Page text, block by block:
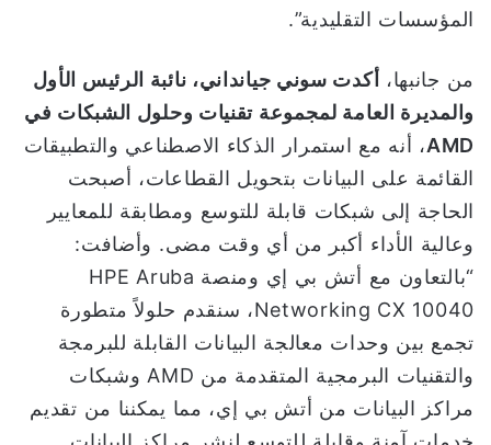
المؤسسات التقليدية”.
من جانبها، أكدت سوني جيانداني، نائبة الرئيس الأول
والمديرة العامة لمجموعة تقنيات وحلول الشبكات في
AMD، أنه مع استمرار الذكاء الاصطناعي والتطبيقات
القائمة على البيانات بتحويل القطاعات، أصبحت
الحاجة إلى شبكات قابلة للتوسع ومطابقة للمعايير
وعالية الأداء أكبر من أي وقت مضى. وأضافت:
“بالتعاون مع أتش بي إي ومنصة HPE Aruba
Networking CX 10040، سنقدم حلولاً متطورة
تجمع بين وحدات معالجة البيانات القابلة للبرمجة
والتقنيات البرمجية المتقدمة من AMD وشبكات
مراكز البيانات من أتش بي إي، مما يمكننا من تقديم